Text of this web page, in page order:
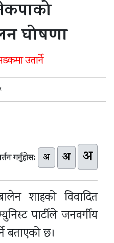
घोषणा
उतार्ने
गर्नुहोस: अ अ अ
शाहको विवादित
पार्टीले जनवर्गीय
बताएको छ।